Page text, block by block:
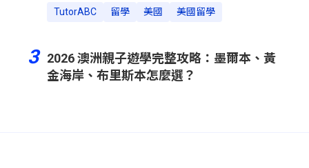
TutorABC 留學 美國 美國留學
3
2026 澳洲親子遊學完整攻略：墨爾本、黃
金海岸、布里斯本怎麼選？